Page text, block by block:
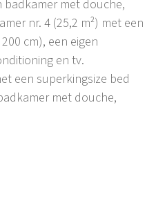
badkamer met douche,
nr. 4 (25,2 m²) met een
cm), een eigen
en tv.
een superkingsize bed
met douche,
afstand. Je kunt een
parel van de
Game of Thrones.